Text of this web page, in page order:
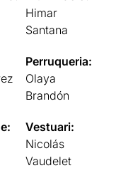
Himar
Santana
Perruqueria:
Olaya
Brandón
Vestuari:
Nicolás
Vaudelet